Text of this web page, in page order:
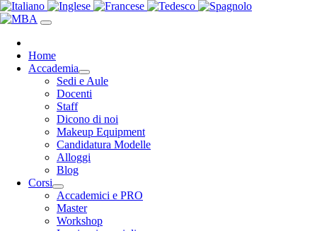
Home
Accademia
Sedi e Aule
Docenti
Staff
Dicono di noi
Makeup Equipment
Candidatura Modelle
Alloggi
Blog
Corsi
Accademici e PRO
Master
Workshop